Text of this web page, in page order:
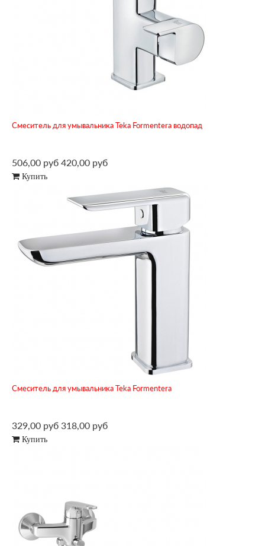
Смеситель для умывальника Teka Formentera водопад
506,00 руб 420,00 руб
Купить
Смеситель для умывальника Teka Formentera
329,00 руб 318,00 руб
Купить